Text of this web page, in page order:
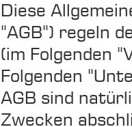
Diese
"AGB") regeln
(im Folgenden
Folgenden
AGB sind
Zwecken